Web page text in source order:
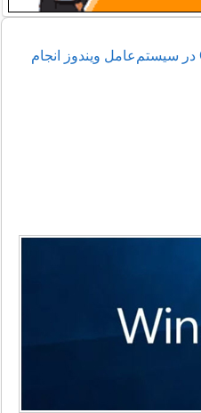
چگونه می‌توانیم یک Clean Boot در سیستم‌عامل ویندوز انجام